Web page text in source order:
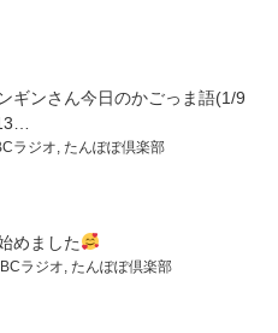
ギンさん今日のかごっま語(1/9
ラジオ たんぽぽ倶楽部
めました
ラジオ たんぽぽ倶楽部